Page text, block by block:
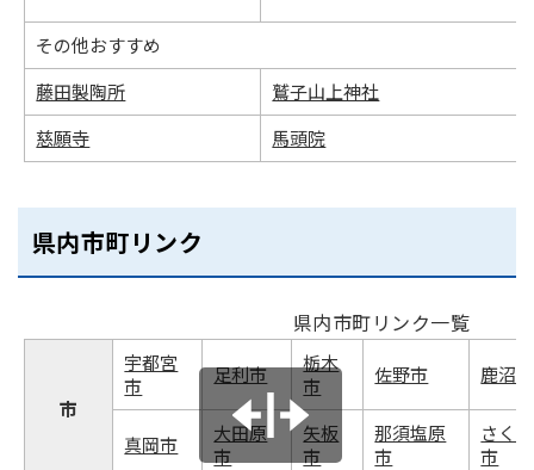
その他おすすめ
藤田製陶所
鷲子山上神社
慈願寺
馬頭院
県内市町リンク
県内市町リンク一覧
市
宇都宮
市
足利市
栃木
市
佐野市 鹿沼市
真岡市
大田原
市
矢板
市
那須塩原
市
さくら
市